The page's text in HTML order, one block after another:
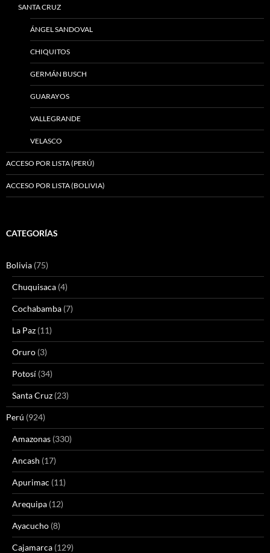
SANTA CRUZ
ÁNGEL SANDOVAL
CHIQUITOS
GERMÁN BUSCH
GUARAYOS
VALLEGRANDE
VELASCO
ACCESO POR LISTA (PERÚ)
ACCESO POR LISTA (BOLIVIA)
CATEGORÍAS
Bolivia (75)
Chuquisaca (4)
Cochabamba (7)
La Paz (11)
Oruro (3)
Potosí (34)
Santa Cruz (23)
Perú (924)
Amazonas (330)
Ancash (17)
Apurimac (11)
Arequipa (12)
Ayacucho (8)
Cajamarca (129)